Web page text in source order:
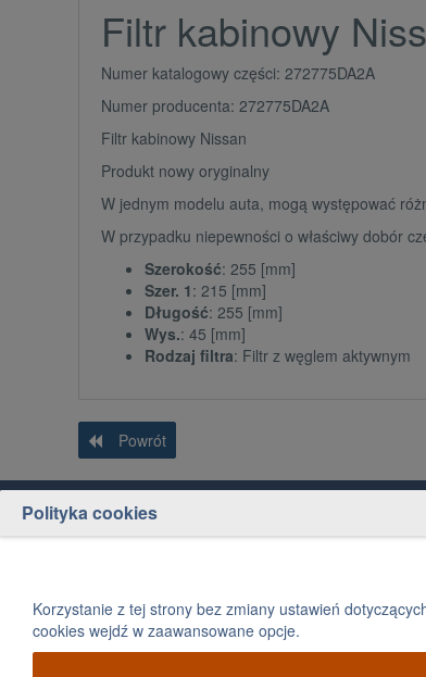
Filtr kabinowy
Numer katalogowy części: 272775DA2A
Numer producenta: 272775DA2A
Filtr kabinowy Nissan
Produkt nowy oryginalny
W jednym modelu auta, mogą występować
W przypadku niepewności o właściwy dobór
Szerokość: 255 [mm]
Szer. 1 : 215 [mm]
Długość: 255 [mm]
Wys.: 45 [mm]
Rodzaj filtra: Filtr z węglem aktywnym
Powrót
Polityka cookies
Korzystanie z tej strony bez zmiany ustawień
cookies wejdź w zaawansowane opcje.
Obsługa klienta
Dostawa
Zwroty i reklamacje
Strefa
Mapa